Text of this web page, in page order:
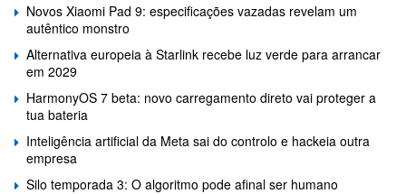
Novos Xiaomi Pad 9: especificações vazadas revelam um
autêntico monstro
Alternativa europeia à Starlink recebe luz verde para arrancar
em 2029
HarmonyOS 7 beta: novo carregamento direto vai proteger a
tua bateria
Inteligência artificial da Meta sai do controlo e hackeia outra
empresa
Silo temporada 3: O algoritmo pode afinal ser humano